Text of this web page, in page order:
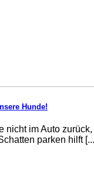
Hunde!
nicht im Auto
parken hilft